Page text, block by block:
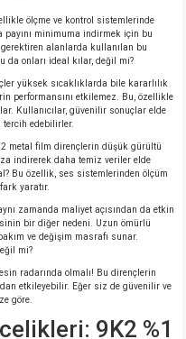
ölçme ve kontrol sistemlerinde
payını minimuma indirmek için bu
alanlarda kullanılan bu
da onları ideal kılar, değil mi?
yüksek sıcaklıklarda bile kararlılık
performansını etkilemez. Bu, özellikle
Kullanıcılar, güvenilir sonuçlar elde
edebilirler.
metal film dirençlerin düşük gürültü
indirerek daha temiz veriler elde
Bu özellik, ses sistemlerinden ölçüm
yaratır.
zamanda maliyet açısından da etkin
bir diğer nedeni. Uzun ömürlü
ve değişim masrafı sunar.
mi?
radarında olmalı! Bu dirençlerin
etkileyebilir. Eğer siz de güvenilir ve
göre.
9K2 %1